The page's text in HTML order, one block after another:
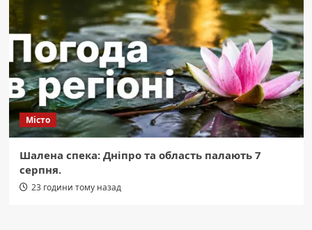
Місто
Шалена спека: Дніпро та область палають 7
серпня.
23 години тому назад